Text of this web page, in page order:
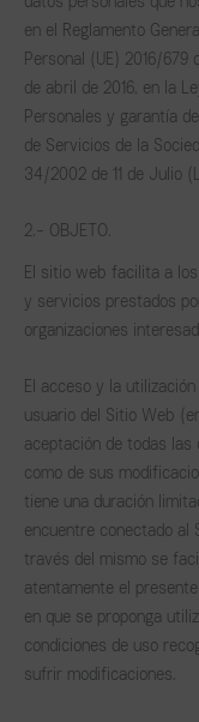
en el Reglamento
Personal (UE) 2016/679
de abril de 2016, en la
Personales y garantía
de Servicios de la
34/2002 de 11 de Julio
2.- OBJETO.
El sitio web facilita a
y servicios prestados
organizaciones
El acceso y la
usuario del Sitio Web
aceptación de todas las
como de sus
tiene una duración
encuentre conectado al
través del mismo se
atentamente el
en que se proponga
condiciones de uso
sufrir modificaciones.